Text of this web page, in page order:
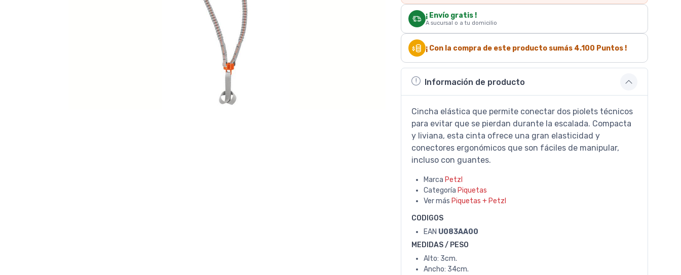
¡ Envío gratis !
A sucursal o a tu domicilio
¡ Con la compra de este producto sumás 4.100 Puntos !
Información de producto
Cincha elástica que permite conectar dos piolets técnicos
para evitar que se pierdan durante la escalada. Compacta
y liviana, esta cinta ofrece una gran elasticidad y
conectores ergonómicos que son fáciles de manipular,
incluso con guantes.
Marca Petzl
Categoría Piquetas
Ver más Piquetas + Petzl
CODIGOS
EAN U083AA00
MEDIDAS / PESO
Alto: 3cm.
Ancho: 34cm.